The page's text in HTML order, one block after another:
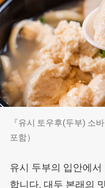
『유시 토우후(두부) 소
포함）
유시 두부의 입안에
합니다. 대두 본래의